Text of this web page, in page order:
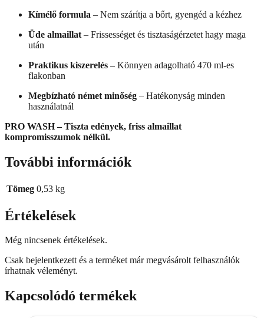
Kímélő formula – Nem szárítja a bőrt, gyengéd a kézhez
Üde almaillat – Frissességet és tisztaságérzetet hagy maga
után
Praktikus kiszerelés – Könnyen adagolható 470 ml-es
flakonban
Megbízható német minőség – Hatékonyság minden
használatnál
PRO WASH – Tiszta edények, friss almaillat
kompromisszumok nélkül.
További információk
Tömeg 0,53 kg
Értékelések
Még nincsenek értékelések.
Csak bejelentkezett és a terméket már megvásárolt felhasználók
írhatnak véleményt.
Kapcsolódó termékek